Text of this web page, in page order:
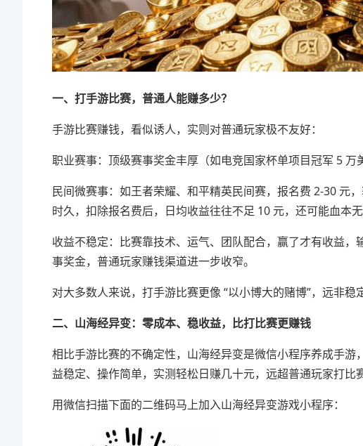
一、打手游比赛，普通人能赚多少？
手游比赛赚钱，看似诱人，实则对普通玩家极不友好：
职业赛事：顶级赛事奖金丰厚（如电竞国家杯单项目冠军 5
民间微赛事：如王者荣耀、和平精英民间赛，报名费 2-30 元
时久，扣除报名费后，日均收益往往不足 10 元，还可能血本无
收益不稳定：比赛靠技术、运气、团队配合，赢了才有收益
事奖金，普通玩家赚钱渠道进一步收窄。
对大多数人来说，打手游比赛更像 “以小博大的赌博”，远非稳
二、山海经异变：零成本、稳收益，比打比赛更赚钱
相比手游比赛的不确定性，山海经异变是微信小程序养成手
益稳定、操作简单，实测轻松日赚几十元，远超普通玩家打比
用微信扫描下面的二维码马上加入山海经异变游戏小程序：